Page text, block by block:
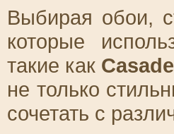
Выбирая обои,
которые
такие как
не только
сочетать с